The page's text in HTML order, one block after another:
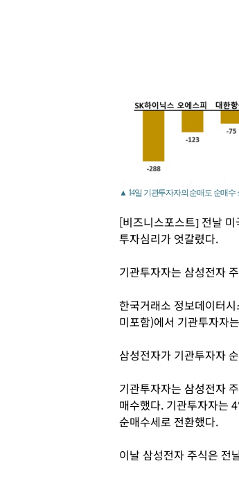
▲ 14일 기관투자자의 순매도 순매수
[비즈니스포스트] 전날
투자심리가 엇갈렸다.
기관투자자는 삼성전자
한국거래소 정보데이터
미포함)에서 기관투자자
삼성전자가 기관투자자
기관투자자는 삼성전자
매수했다. 기관투자자는
순매수세로 전환했다.
이날 삼성전자 주식은